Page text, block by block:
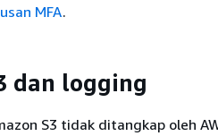
MFA.
dan logging
S3 tidak ditangkap oleh